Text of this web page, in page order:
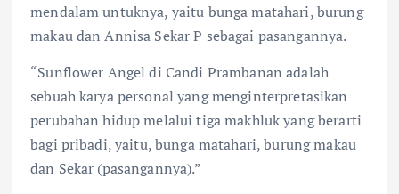
mendalam untuknya, yaitu bunga matahari, burung
makau dan Annisa Sekar P sebagai pasangannya.
“Sunflower Angel di Candi Prambanan adalah
sebuah karya personal yang menginterpretasikan
perubahan hidup melalui tiga makhluk yang berarti
bagi pribadi, yaitu, bunga matahari, burung makau
dan Sekar (pasangannya).”